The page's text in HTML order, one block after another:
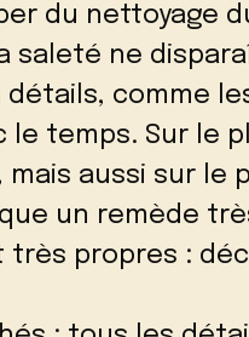
du nettoyage
saleté ne
comme
temps. Sur le
aussi sur le
un remède
très propres :